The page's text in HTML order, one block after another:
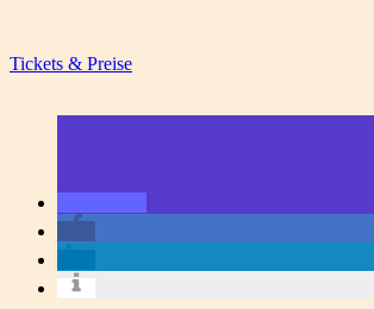
Tickets & Preise